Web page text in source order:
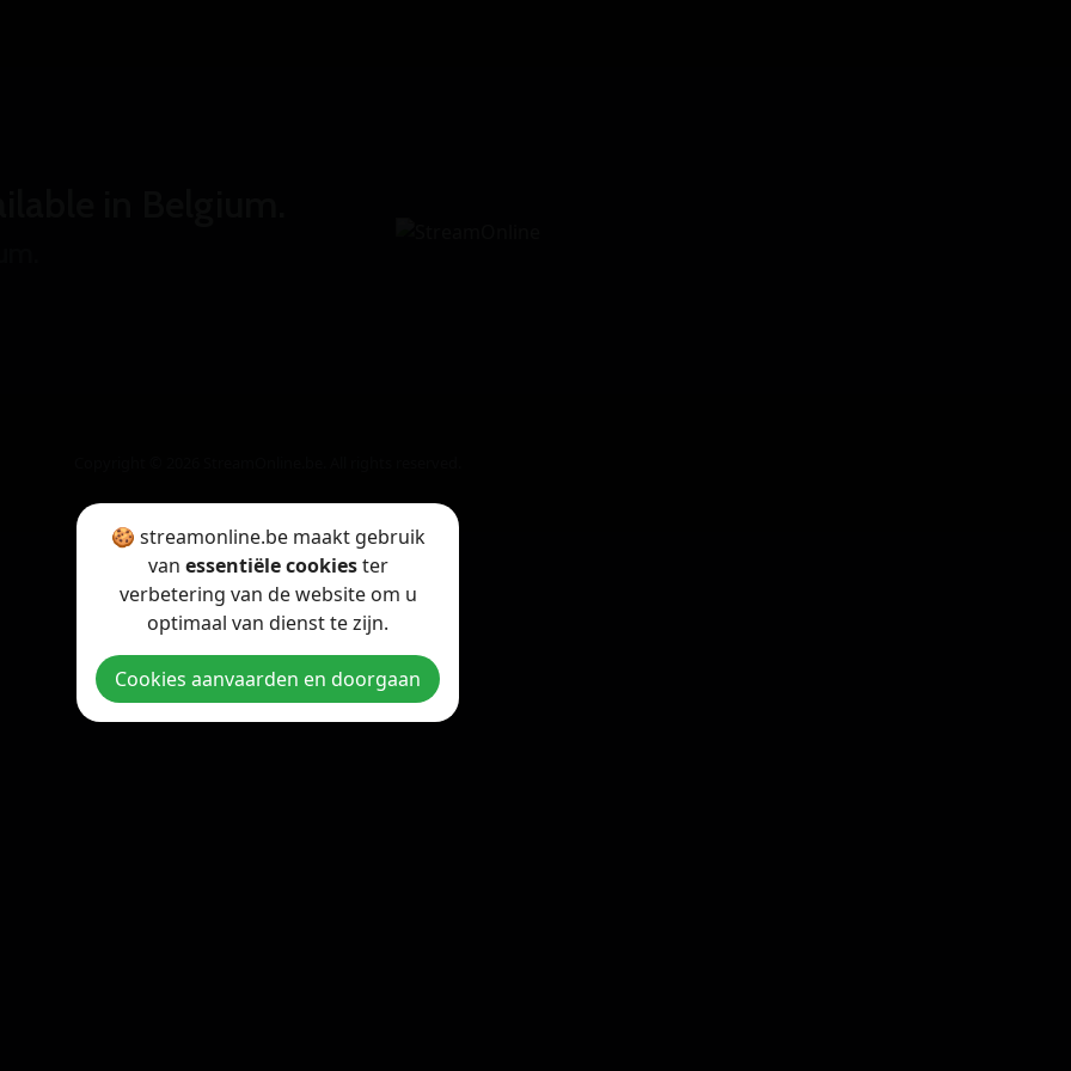
🍪 streamonline.be maakt gebruik
van essentiële cookiester
verbetering van de website om u
optimaal van dienst te zijn.
Cookies aanvaarden en doorgaan